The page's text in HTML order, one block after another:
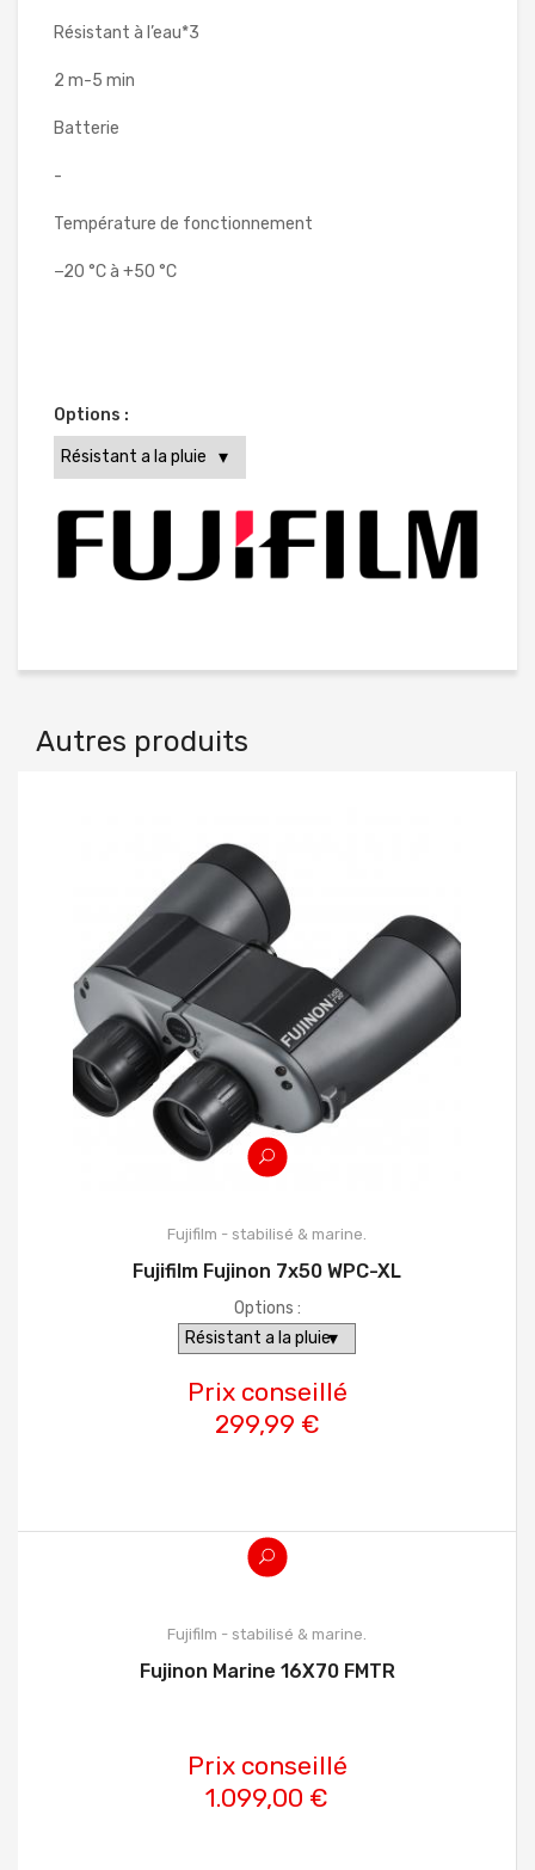
Résistant à l’eau*3
2 m-5 min
Batterie
-
Température de fonctionnement
−20 °C à +50 °C
Options :
Autres produits
Fujifilm - stabilisé & marine.
Fujifilm Fujinon 7x50 WPC-XL
Options :
Prix conseillé
299,99 €
Fujifilm - stabilisé & marine.
Fujinon Marine 16X70 FMTR
Prix conseillé
1.099,00 €